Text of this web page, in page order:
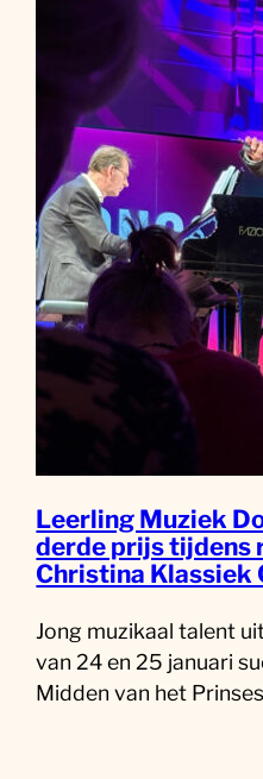
Leerling Muziek
derde prijs tijdens
Christina Klassiek
Jong muzikaal talent
van 24 en 25 januari
Midden van het